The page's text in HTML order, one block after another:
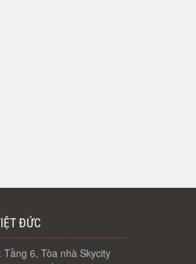
ĐỨC
Tầng 6, Tòa nhà Skycity